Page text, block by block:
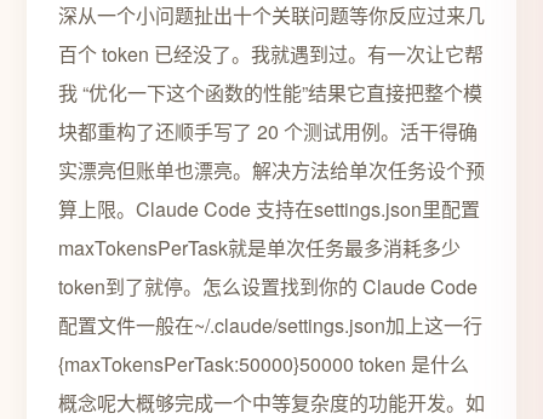
深从一个小问题扯出十个关联问题等你反应过来几
百个 token 已经没了。我就遇到过。有一次让它帮
我 “优化一下这个函数的性能”结果它直接把整个模
块都重构了还顺手写了 20 个测试用例。活干得确
实漂亮但账单也漂亮。解决方法给单次任务设个预
算上限。Claude Code 支持在settings.json里配置
maxTokensPerTask就是单次任务最多消耗多少
token到了就停。怎么设置找到你的 Claude Code
配置文件一般在~/.claude/settings.json加上这一行
{maxTokensPerTask:50000}50000 token 是什么
概念呢大概够完成一个中等复杂度的功能开发。如